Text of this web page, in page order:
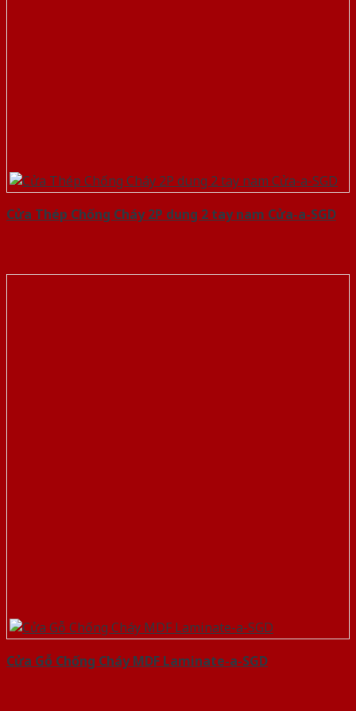
Cửa Thép Chống Cháy 2P dung 2 tay nam Cửa-a-SGD
Cửa Gỗ Chống Cháy MDF Laminate-a-SGD